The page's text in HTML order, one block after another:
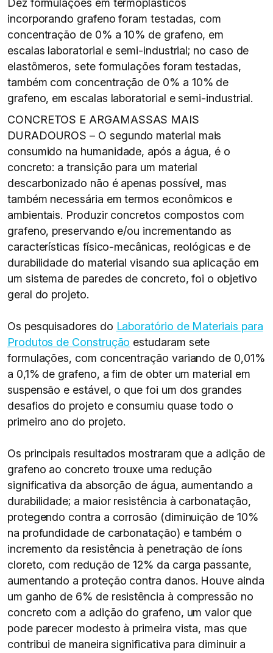
Dez formulações em termoplásticos
incorporando grafeno foram testadas, com
concentração de 0% a 10% de grafeno, em
escalas laboratorial e semi-industrial; no caso de
elastômeros, sete formulações foram testadas,
também com concentração de 0% a 10% de
grafeno, em escalas laboratorial e semi-industrial.
CONCRETOS E ARGAMASSAS MAIS
DURADOUROS – O segundo material mais
consumido na humanidade, após a água, é o
concreto: a transição para um material
descarbonizado não é apenas possível, mas
também necessária em termos econômicos e
ambientais. Produzir concretos compostos com
grafeno, preservando e/ou incrementando as
características físico-mecânicas, reológicas e de
durabilidade do material visando sua aplicação em
um sistema de paredes de concreto, foi o objetivo
geral do projeto.
Os pesquisadores do Laboratório de Materiais para
Produtos de Construção estudaram sete
formulações, com concentração variando de 0,01%
a 0,1% de grafeno, a fim de obter um material em
suspensão e estável, o que foi um dos grandes
desafios do projeto e consumiu quase todo o
primeiro ano do projeto.
Os principais resultados mostraram que a adição de
grafeno ao concreto trouxe uma redução
significativa da absorção de água, aumentando a
durabilidade; a maior resistência à carbonatação,
protegendo contra a corrosão (diminuição de 10%
na profundidade de carbonatação) e também o
incremento da resistência à penetração de íons
cloreto, com redução de 12% da carga passante,
aumentando a proteção contra danos. Houve ainda
um ganho de 6% de resistência à compressão no
concreto com a adição do grafeno, um valor que
pode parecer modesto à primeira vista, mas que
contribui de maneira significativa para diminuir a